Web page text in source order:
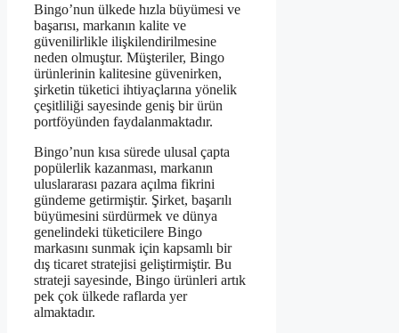
Bingo’nun ülkede hızla büyümesi ve
başarısı, markanın kalite ve
güvenilirlikle ilişkilendirilmesine
neden olmuştur. Müşteriler, Bingo
ürünlerinin kalitesine güvenirken,
şirketin tüketici ihtiyaçlarına yönelik
çeşitliliği sayesinde geniş bir ürün
portföyünden faydalanmaktadır.
Bingo’nun kısa sürede ulusal çapta
popülerlik kazanması, markanın
uluslararası pazara açılma fikrini
gündeme getirmiştir. Şirket, başarılı
büyümesini sürdürmek ve dünya
genelindeki tüketicilere Bingo
markasını sunmak için kapsamlı bir
dış ticaret stratejisi geliştirmiştir. Bu
strateji sayesinde, Bingo ürünleri artık
pek çok ülkede raflarda yer
almaktadır.